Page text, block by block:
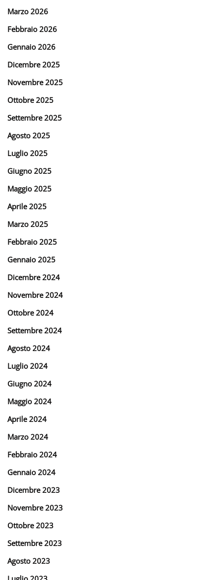
Marzo 2026
Febbraio 2026
Gennaio 2026
Dicembre 2025
Novembre 2025
Ottobre 2025
Settembre 2025
Agosto 2025
Luglio 2025
Giugno 2025
Maggio 2025
Aprile 2025
Marzo 2025
Febbraio 2025
Gennaio 2025
Dicembre 2024
Novembre 2024
Ottobre 2024
Settembre 2024
Agosto 2024
Luglio 2024
Giugno 2024
Maggio 2024
Aprile 2024
Marzo 2024
Febbraio 2024
Gennaio 2024
Dicembre 2023
Novembre 2023
Ottobre 2023
Settembre 2023
Agosto 2023